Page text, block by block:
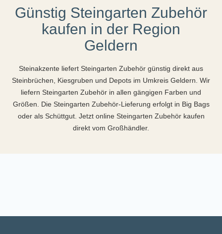
Günstig Steingarten Zubehör
kaufen in der Region
Geldern
Steinakzente liefert Steingarten Zubehör günstig direkt aus
Steinbrüchen, Kiesgruben und Depots im Umkreis Geldern. Wir
liefern Steingarten Zubehör in allen gängigen Farben und
Größen. Die Steingarten Zubehör-Lieferung erfolgt in Big Bags
oder als Schüttgut. Jetzt online Steingarten Zubehör kaufen
direkt vom Großhändler.